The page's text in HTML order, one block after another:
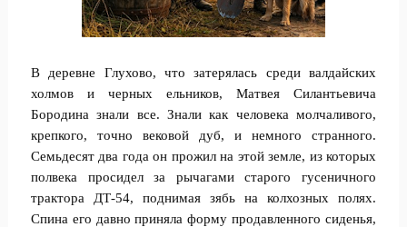
В деревне Глухово, что затерялась среди валдайских
холмов и черных ельников, Матвея Силантьевича
Бородина знали все. Знали как человека молчаливого,
крепкого, точно вековой дуб, и немного странного.
Семьдесят два года он прожил на этой земле, из которых
полвека просидел за рычагами старого гусеничного
трактора ДТ-54, поднимая зябь на колхозных полях.
Спина его давно приняла форму продавленного сиденья,